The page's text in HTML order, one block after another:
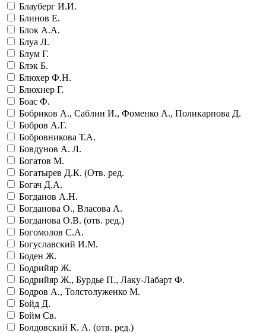
Блауберг И.И.
Блинов Е.
Блок А.А.
Блуа Л.
Блум Г.
Блэк Б.
Блюхер Ф.Н.
Блюхнер Г.
Боас Ф.
Бобриков А., Саблин И., Фоменко А., Поликарпова Д.
Бобров А.Г.
Бобровникова Т.А.
Бовдунов А. Л.
Богатов М.
Богатырев Д.К. (Отв. ред.
Богач Д.А.
Богданов А.Н.
Богданова О., Власова А.
Богданова О.В. (отв. ред.)
Богомолов С.А.
Богуславский И.М.
Боден Ж.
Бодрийяр Ж.
Бодрийяр Ж., Бурдье П., Лаку-Лабарт Ф.
Бодров А., Толстолуженко М.
Бойд Д.
Бойм Св.
Болдовский К. А. (отв. ред.)